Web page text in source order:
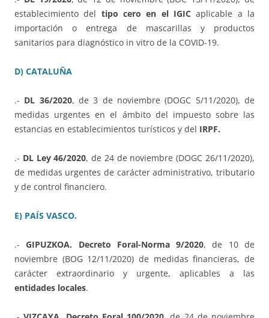
establecimiento del tipo cero en el IGIC aplicable a la
importación o entrega de mascarillas y productos
sanitarios para diagnóstico in vitro de la COVID-19.
D) CATALUÑA
.- DL 36/2020, de 3 de noviembre (DOGC 5/11/2020), de
medidas urgentes en el ámbito del impuesto sobre las
estancias en establecimientos turísticos y del IRPF.
.- DL Ley 46/2020, de 24 de noviembre (DOGC 26/11/2020),
de medidas urgentes de carácter administrativo, tributario
y de control financiero.
E) PAÍS VASCO.
.-GIPUZKOA. Decreto Foral-Norma 9/2020, de 10 de
noviembre (BOG 12/11/2020) de medidas financieras, de
carácter extraordinario y urgente, aplicables a las
entidades locales.